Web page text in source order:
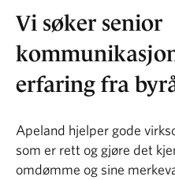
Vi søker senior
erfaring fra
Apeland hjelper gode
som er rett og gjøre det
omdømme og sine